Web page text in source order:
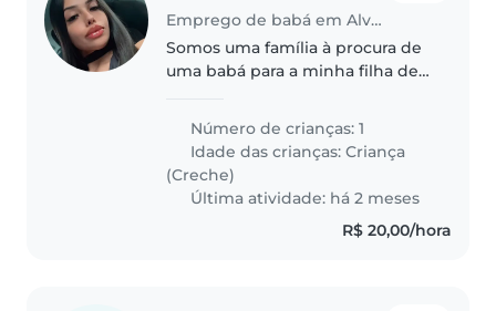
Emprego de babá em Alvorada (Rio Grande do Sul)
Somos uma família à procura de
uma babá para a minha filha de 1
fale português e que se sinta à
vontade para ajudar..
Número de crianças: 1
Idade das crianças:Criança
(Creche)
Última atividade: há 2 meses
R$ 20,00/hora